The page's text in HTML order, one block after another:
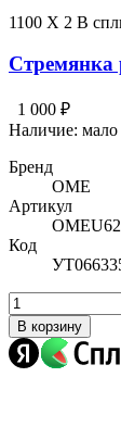
1100 X 2 В
Стремянка
1 000 ₽
Наличие: мало
Бренд
OME
Артикул
OMEU62
Код
В корзину